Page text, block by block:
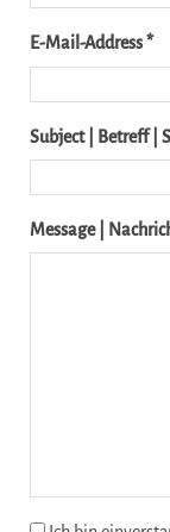
E-Mail-Address *
Subject | Betreff |
Message |